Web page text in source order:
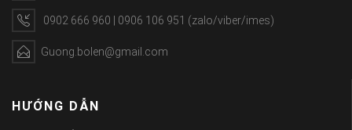
0902 666 960 | 0906 106 951 (zalo/viber/imes)
Guong.bolen@gmail.com
HƯỚNG DẪN